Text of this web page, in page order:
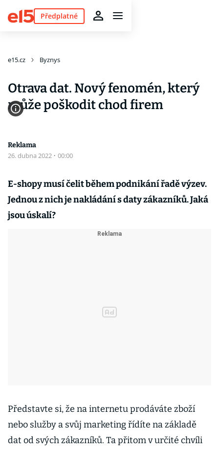
Předplatné
e15.cz Byznys
Otrava dat. Nový fenomén, který
může poškodit chod firem
Reklama
26. dubna 2022 · 00:00
E-shopy musí čelit během podnikání řadě výzev.
Jednou z nich je nakládání s daty zákazníků. Jaká
jsou úskalí?
Představte si, že na internetu prodáváte zboží
nebo služby a svůj marketing řídíte na základě
dat od svých zákazníků. Ta přitom v určité chvíli